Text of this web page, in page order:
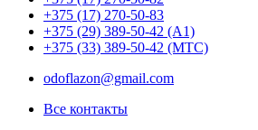
+375 (17) 270-50-83
+375 (29) 389-50-42 (А1)
+375 (33) 389-50-42 (МТС)
odoflazon@gmail.com
Все контакты